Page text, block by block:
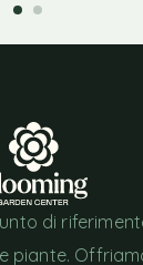
di
piante.